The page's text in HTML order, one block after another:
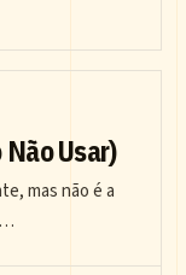
Usar)
mas não é a